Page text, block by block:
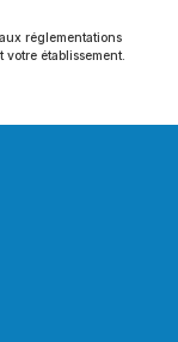
réglementations
établissement.